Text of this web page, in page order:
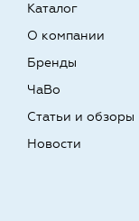
Каталог
О компании
Бренды
ЧаВо
Статьи и обзоры
Новости